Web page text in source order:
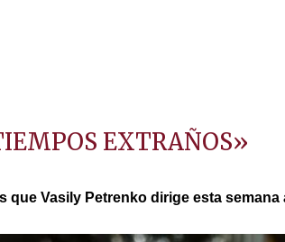
EXTRAÑOS»
Vasily Petrenko dirige esta